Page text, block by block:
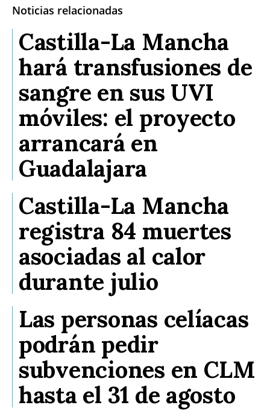
Noticias relacionadas
Castilla-La Mancha
hará transfusiones de
sangre en sus UVI
móviles: el proyecto
arrancará en
Guadalajara
Castilla-La Mancha
registra 84 muertes
asociadas al calor
durante julio
Las personas celíacas
podrán pedir
subvenciones en CLM
hasta el 31 de agosto